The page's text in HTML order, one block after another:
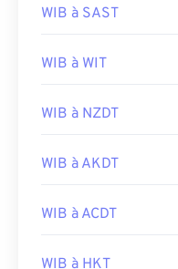
WIB à SAST
WIB à WIT
WIB à NZDT
WIB à AKDT
WIB à ACDT
WIB à HKT